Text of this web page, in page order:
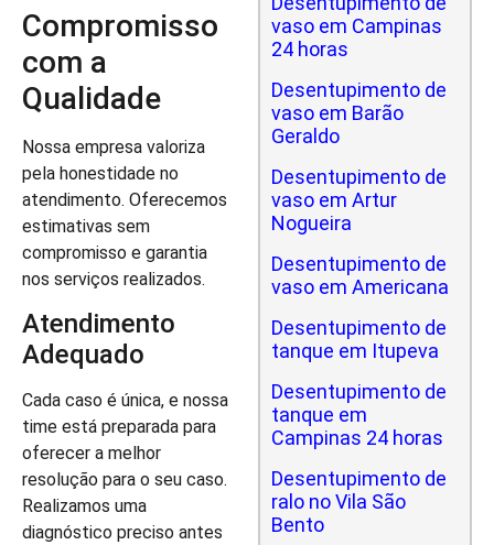
Compromisso
com a
Qualidade
Nossa empresa valoriza
pela honestidade no
atendimento. Oferecemos
estimativas sem
compromisso e garantia
nos serviços realizados.
Atendimento
Adequado
Cada caso é única, e nossa
time está preparada para
oferecer a melhor
resolução para o seu caso.
Realizamos uma
diagnóstico preciso antes
vaso em Campinas
24 horas
Desentupimento de
vaso em Barão
Geraldo
Desentupimento de
vaso em Artur
Nogueira
Desentupimento de
vaso em Americana
Desentupimento de
tanque em Itupeva
Desentupimento de
tanque em
Campinas 24 horas
Desentupimento de
ralo no Vila São
Bento